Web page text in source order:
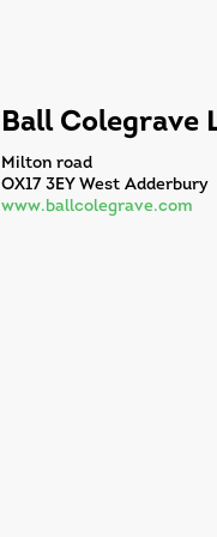
Ball Colegrave
Milton road
OX17 3EY West Adderbury
www.ballcolegrave.com